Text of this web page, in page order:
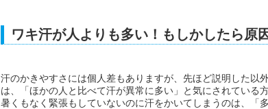
ワキ汗が人よりも多い！もしかしたら原
汗のかきやすさには個人差もありますが、先ほど説明した以
は、「ほかの人と比べて汗が異常に多い」と気にされている
暑くもなく緊張もしていないのに汗をかいてしまうのは、「